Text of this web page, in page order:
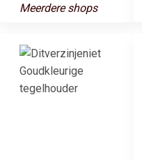
Meerdere shops